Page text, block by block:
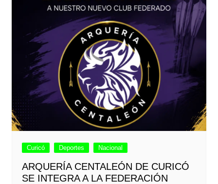
Curicó Deportes Nacional
ARQUERÍA CENTALEÓN DE CURICÓ
SE INTEGRA A LA FEDERACIÓN